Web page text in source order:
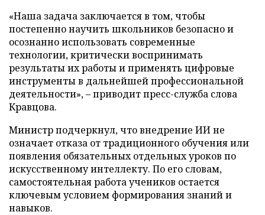
«Наша задача заключается в том, чтобы
постепенно научить школьников безопасно и
осознанно использовать современные
технологии, критически воспринимать
результаты их работы и применять цифровые
инструменты в дальнейшей профессиональной
деятельности», – приводит пресс-служба слова
Кравцова.
Министр подчеркнул, что внедрение ИИ не
означает отказа от традиционного обучения или
появления обязательных отдельных уроков по
искусственному интеллекту. По его словам,
самостоятельная работа учеников остается
ключевым условием формирования знаний и
навыков.